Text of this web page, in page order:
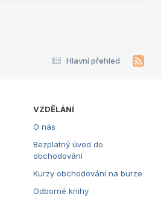
Hlavní přehled
VZDĚLÁNÍ
O nás
Bezplatný úvod do
obchodování
Kurzy obchodování na burze
Odborné knihy